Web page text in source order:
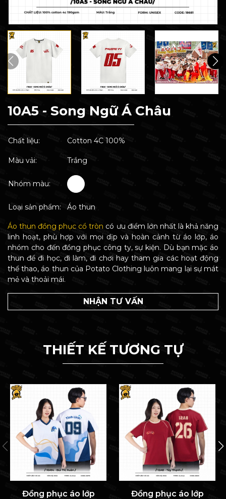
10A5 - Song Ngữ Á Châu
Chất liệu: Cotton 4C 100%
Màu vải: Trắng
Nhóm màu:
Loại sản phẩm: Áo thun
Áo thun đồng phục cổ tròn có ưu điểm lớn nhất là khả năng
linh hoạt, phù hợp với mọi dịp và hoàn cảnh từ áo lớp, áo
nhóm cho đến đồng phục công ty, sự kiện. Dù bạn mặc áo
thun để đi học, đi làm, đi chơi hay tham gia các hoạt động
thể thao, áo thun của Potato Clothing luôn mang lại sự mát
mẻ và thoải mái.
NHẬN TƯ VẤN
THIẾT KẾ TƯƠNG TỰ
Đồng phục áo lớp
Đồng phục áo lớp